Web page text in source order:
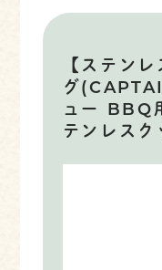
【ステン
グ
ュー BBQ
テンレスク